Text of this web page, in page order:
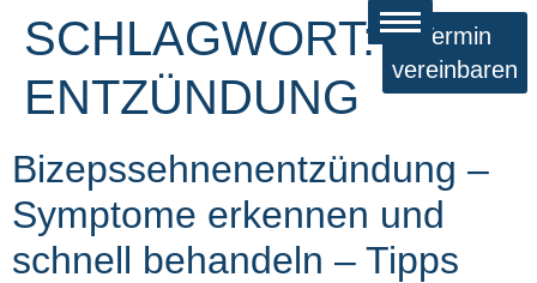
Termin
vereinbaren
SCHLAGWORT:
ENTZÜNDUNG
Bizepssehnenentzündung –
Symptome erkennen und
schnell behandeln – Tipps